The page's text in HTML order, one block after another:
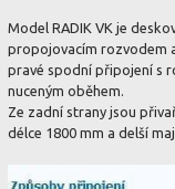
Model RADIK VK je
propojovacím rozvodem
pravé spodní připojení s
nuceným oběhem.
Ze zadní strany jsou
délce 1800 mm a delší